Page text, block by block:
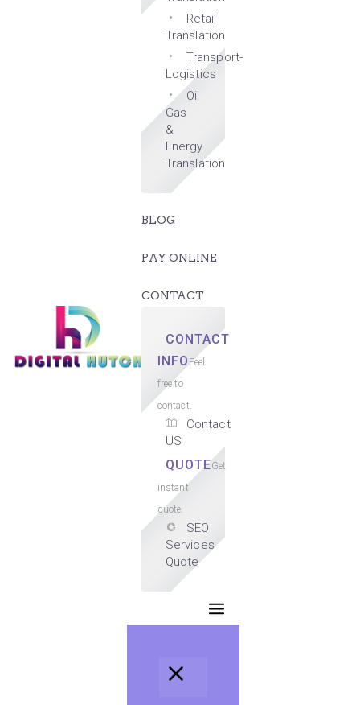
Retail
Translation
Transport-
Logistics
Oil
Gas
&
Energy
Translation
BLOG
PAY ONLINE
CONTACT
CONTACT
INFOFeel
free to
contact.
Contact
US
QUOTEGet
instant
quote.
SEO
Services
Quote